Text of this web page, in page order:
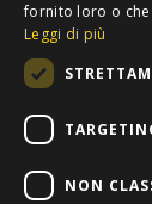
fornito loro o
Leggi di più
NON